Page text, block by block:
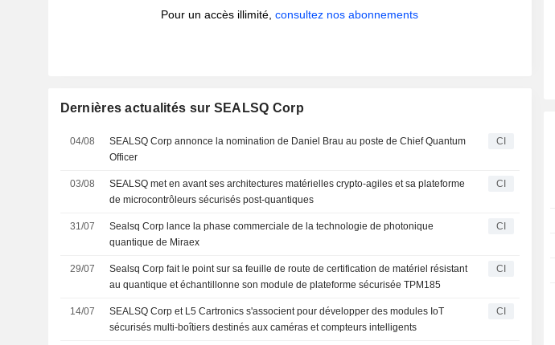
Pour un accès illimité,consultez nos abonnements
Dernières actualités sur SEALSQ Corp
04/08
SEALSQ Corp annonce la nomination de Daniel Brau au poste de Chief Quantum
Officer
CI
03/08
SEALSQ met en avant ses architectures matérielles crypto-agiles et sa plateforme
de microcontrôleurs sécurisés post-quantiques
CI
31/07
Sealsq Corp lance la phase commerciale de la technologie de photonique
quantique de Miraex
CI
29/07
Sealsq Corp fait le point sur sa feuille de route de certification de matériel résistant
au quantique et échantillonne son module de plateforme sécurisée TPM185
CI
14/07
SEALSQ Corp et L5 Cartronics s'associent pour développer des modules IoT
sécurisés multi-boîtiers destinés aux caméras et compteurs intelligents
CI